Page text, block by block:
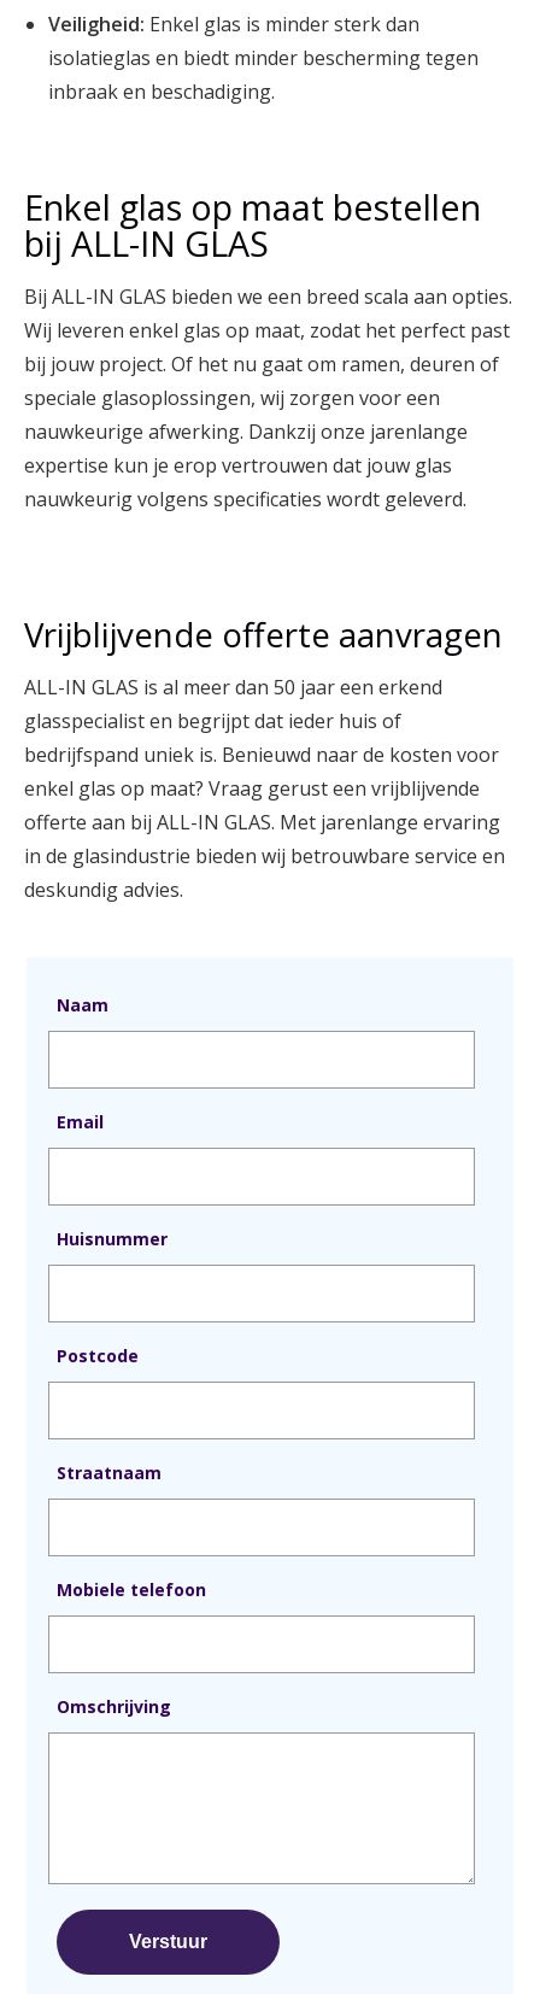
Veiligheid: Enkel glas is minder sterk dan
isolatieglas en biedt minder bescherming tegen
inbraak en beschadiging.
Enkel glas op maat bestellen
bij ALL-IN GLAS
Bij ALL-IN GLAS bieden we een breed scala aan opties.
Wij leveren enkel glas op maat, zodat het perfect past
bij jouw project. Of het nu gaat om ramen, deuren of
speciale glasoplossingen, wij zorgen voor een
nauwkeurige afwerking. Dankzij onze jarenlange
expertise kun je erop vertrouwen dat jouw glas
nauwkeurig volgens specificaties wordt geleverd.
Vrijblijvende offerte aanvragen
ALL-IN GLAS is al meer dan 50 jaar een erkend
glasspecialist en begrijpt dat ieder huis of
bedrijfspand uniek is. Benieuwd naar de kosten voor
enkel glas op maat? Vraag gerust een vrijblijvende
offerte aan bij ALL-IN GLAS. Met jarenlange ervaring
in de glasindustrie bieden wij betrouwbare service en
deskundig advies.
Naam
Email
Huisnummer
Postcode
Straatnaam
Mobiele telefoon
Omschrijving